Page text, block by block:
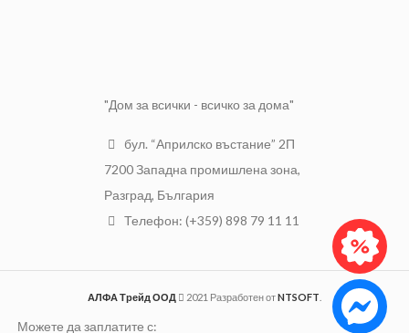
"Дом за всички - всичко за дома"
бул. “Априлско въстание” 2П
7200 Западна промишлена зона,
Разград, България
Телефон: (+359) 898 79 11 11
АЛФА Трейд ООД 2021 Разработен отNTSOFT
Можете да заплатите с: